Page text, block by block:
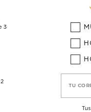
3
TU